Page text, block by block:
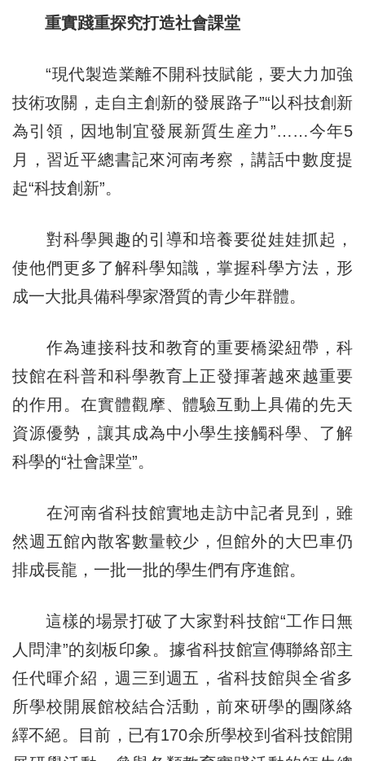
重實踐重探究打造社會課堂
“現代製造業離不開科技賦能，要大力加強
技術攻關，走自主創新的發展路子”“以科技創新
為引領，因地制宜發展新質生産力”……今年5
月，習近平總書記來河南考察，講話中數度提
起“科技創新”。
對科學興趣的引導和培養要從娃娃抓起，
使他們更多了解科學知識，掌握科學方法，形
成一大批具備科學家潛質的青少年群體。
作為連接科技和教育的重要橋梁紐帶，科
技館在科普和科學教育上正發揮著越來越重要
的作用。在實體觀摩、體驗互動上具備的先天
資源優勢，讓其成為中小學生接觸科學、了解
科學的“社會課堂”。
在河南省科技館實地走訪中記者見到，雖
然週五館內散客數量較少，但館外的大巴車仍
排成長龍，一批一批的學生們有序進館。
這樣的場景打破了大家對科技館“工作日無
人問津”的刻板印象。據省科技館宣傳聯絡部主
任代暉介紹，週三到週五，省科技館與全省多
所學校開展館校結合活動，前來研學的團隊絡
繹不絕。目前，已有170余所學校到省科技館開